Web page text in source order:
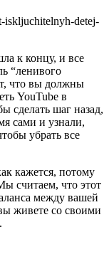
к концу, и все
“ленивого
что вы должны
YouTube в
сделать шаг назад,
сами и узнали,
убрать все
кажется, потому
считаем, что этот
между вашей
живете со своими